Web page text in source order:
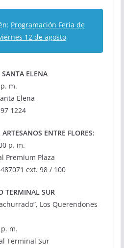
Programación Feria de
12 de agosto
ELENA
m.
Elena
1224
ENTRE FLORES:
p. m.
Premium Plaza
ext. 98 / 100
TERMINAL SUR
Los Querendones
m.
Terminal Sur